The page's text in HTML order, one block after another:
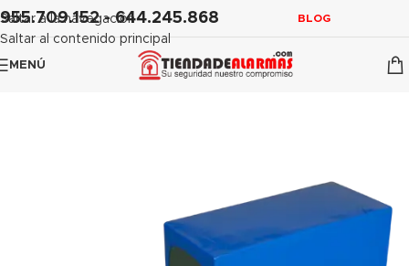
contenido
Saltar a la navegación
Saltar al contenido principal
955.709.152 - 644.245.868 BLOG
MENÚ